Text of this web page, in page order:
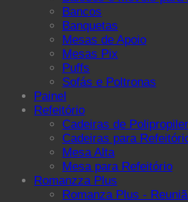
Bancos
Banquetas
Mesas de Apoio
Mesas Pix
Puffs
Sofás e Poltronas
Painel
Refeitório
Cadeiras de
Cadeiras para
Mesa Alta
Mesa para Refeitório
Romanzza Plus
Romanza Plus -